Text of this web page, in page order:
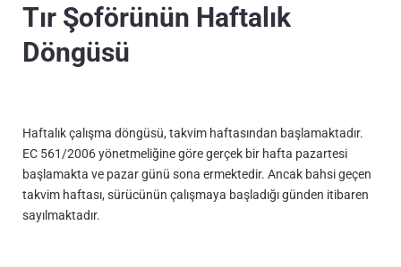
Tır Şoförünün Haftalık
Döngüsü
Haftalık çalışma döngüsü, takvim haftasından başlamaktadır.
EC 561/2006 yönetmeliğine göre gerçek bir hafta pazartesi
başlamakta ve pazar günü sona ermektedir. Ancak bahsi geçen
takvim haftası, sürücünün çalışmaya başladığı günden itibaren
sayılmaktadır.